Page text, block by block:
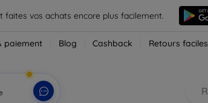
faites vos achats encore plus facilement.
paiement Blog Cashback Retours faciles